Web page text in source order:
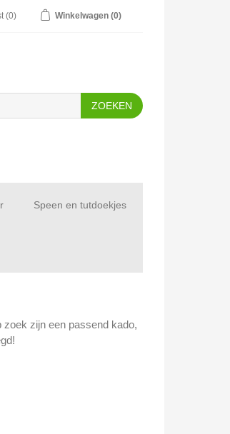
(0) Winkelwagen (0)
Speen en tutdoekjes
zoek zijn een passend kado,